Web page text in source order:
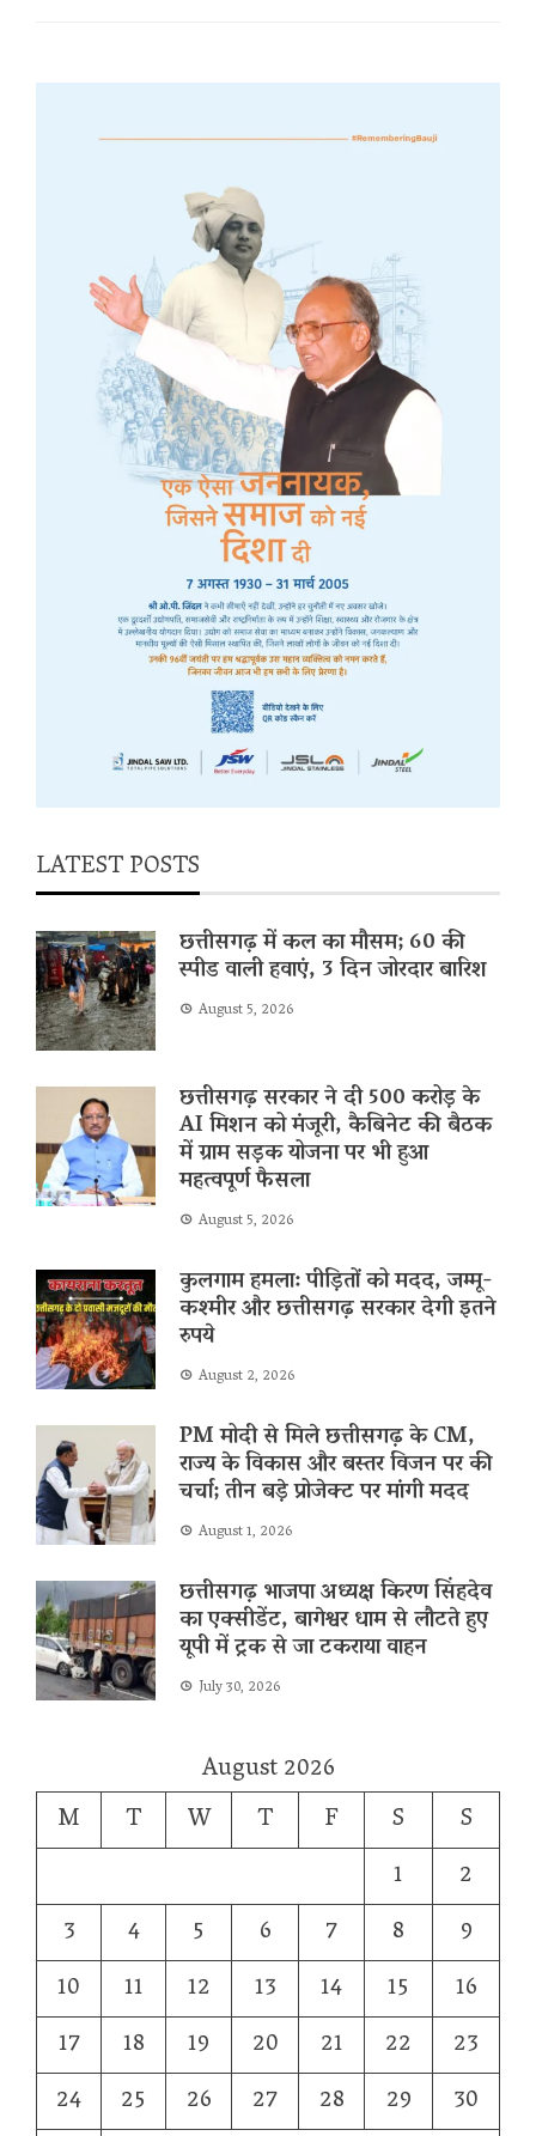
LATEST POSTS
छत्तीसगढ़ में कल का मौसम; 60 की
स्पीड वाली हवाएं, 3 दिन जोरदार बारिश
August 5, 2026
छत्तीसगढ़ सरकार ने दी 500 करोड़ के
AI मिशन को मंजूरी, कैबिनेट की बैठक
में ग्राम सड़क योजना पर भी हुआ
महत्वपूर्ण फैसला
August 5, 2026
कुलगाम हमला: पीड़ितों को मदद, जम्मू-
कश्मीर और छत्तीसगढ़ सरकार देगी इतने
रुपये
August 2, 2026
PM मोदी से मिले छत्तीसगढ़ के CM,
राज्य के विकास और बस्तर विजन पर की
चर्चा; तीन बड़े प्रोजेक्ट पर मांगी मदद
August 1, 2026
छत्तीसगढ़ भाजपा अध्यक्ष किरण सिंहदेव
का एक्सीडेंट, बागेश्वर धाम से लौटते हुए
यूपी में ट्रक से जा टकराया वाहन
July 30, 2026
August 2026
M
T W T F S
S
1
2
3
4 5 6 7 8
9
10
11 12 13 14 15
16
17
18 19 20 21 22
23
24
25 26 27 28 29
30